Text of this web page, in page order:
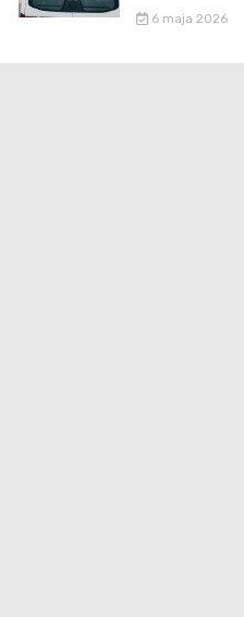
6 maja 2026